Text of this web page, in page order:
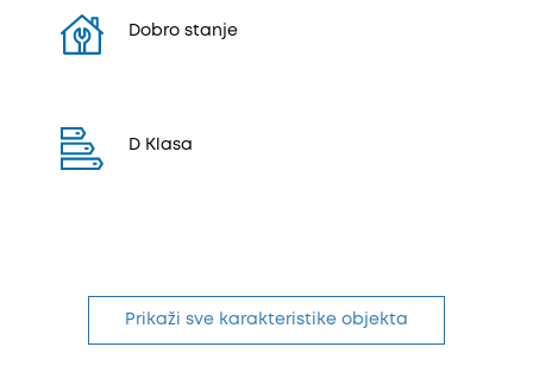
Dobro stanje
D Klasa
Prikaži sve karakteristike objekta